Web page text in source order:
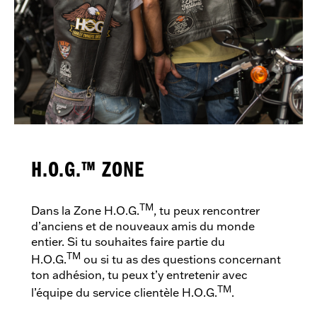
H.O.G.™ ZONE
Dans la Zone H.O.G.TM, tu peux rencontrer
d’anciens et de nouveaux amis du monde
entier. Si tu souhaites faire partie du
H.O.G.TM ou si tu as des questions concernant
ton adhésion, tu peux t’y entretenir avec
l’équipe du service clientèle H.O.G.TM.